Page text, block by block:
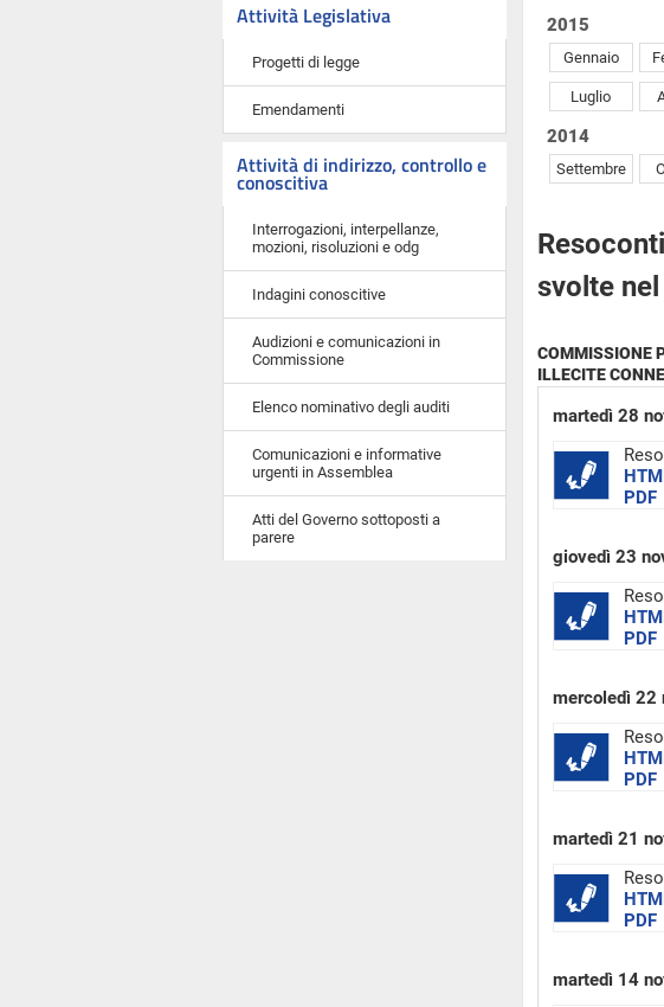
Attività Legislativa
Progetti di legge
Emendamenti
Attività di indirizzo, controllo e
conoscitiva
Interrogazioni, interpellanze,
mozioni, risoluzioni e odg
Indagini conoscitive
Audizioni e comunicazioni in
Commissione
Elenco nominativo degli auditi
Comunicazioni e informative
urgenti in Assemblea
Atti del Governo sottoposti a
parere
2015
Gennaio
Luglio
2014
Settembre
svolte
COMMISSIONE
ILLECITE
martedì 28
PDF
giovedì 23
PDF
mercoledì 22
PDF
martedì 21
PDF
martedì 14